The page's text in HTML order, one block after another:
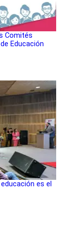
Comités
Educación
es el